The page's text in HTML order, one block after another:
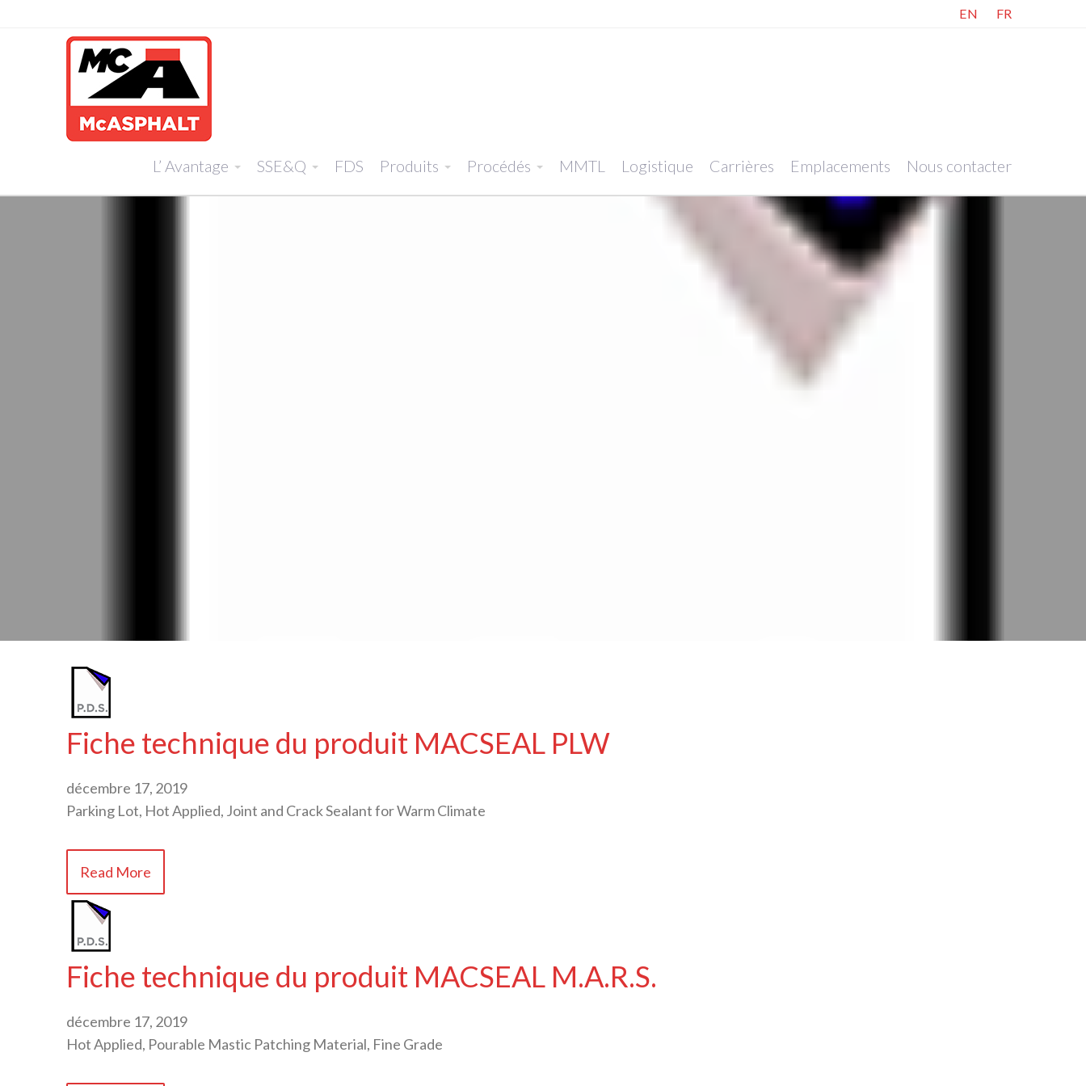
EN FR
L’ Avantage SSE&Q FDS Produits Procédés MMTL Logistique Carrières Emplacements Nous contacter
Fiche technique du produit MACSEAL PLW
décembre 17, 2019
Parking Lot, Hot Applied, Joint and Crack Sealant for Warm Climate
Read More
Fiche technique du produit MACSEAL M.A.R.S.
décembre 17, 2019
Hot Applied, Pourable Mastic Patching Material, Fine Grade